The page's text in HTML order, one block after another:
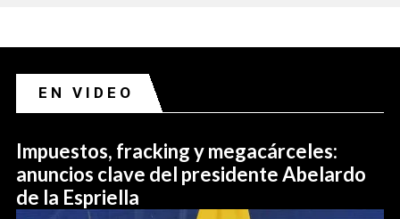
EN VIDEO
Impuestos, fracking y megacárceles:
anuncios clave del presidente Abelardo
de la Espriella